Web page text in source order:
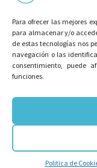
Para ofrecer las mejores
para almacenar y/o
de estas tecnologías nos
navegación o las
consentimiento, puede
funciones.
Politica de